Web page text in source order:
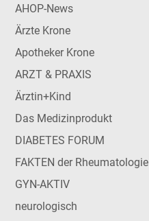
AHOP-News
Ärzte Krone
Apotheker Krone
ARZT & PRAXIS
Ärztin+Kind
Das Medizinprodukt
DIABETES FORUM
FAKTEN der Rheumatologie
GYN-AKTIV
neurologisch